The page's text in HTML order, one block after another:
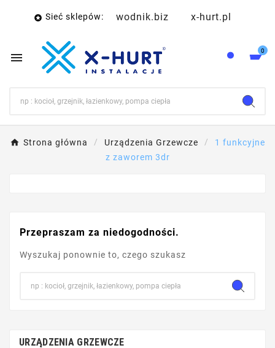
 Sieć sklepów: wodnik.biz x-hurt.pl
 0
Strona główna Urządzenia Grzewcze
1 funkcyjne
z zaworem 3dr
Przepraszam za niedogodności.
Wyszukaj ponownie to, czego szukasz
URZĄDZENIA GRZEWCZE